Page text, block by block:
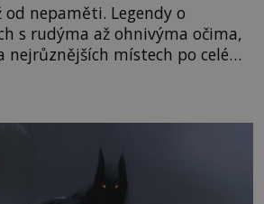
nepaměti. Legendy o
s rudýma až ohnivýma očima,
nejrůznějších místech po celém
jde o ohnivé psy hlídající
Podle jiných jsou to zástupci